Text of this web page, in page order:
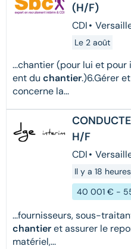
(H/F)
CDI•
Le 2 août
...chantier (pour lui et
ent du chantier.)6.Gérer
concerne la...
H/F
CDI•
Il y a 18 heures
40 001 € -
...fournisseurs, sous-
chantieret assurer le
matériel,...